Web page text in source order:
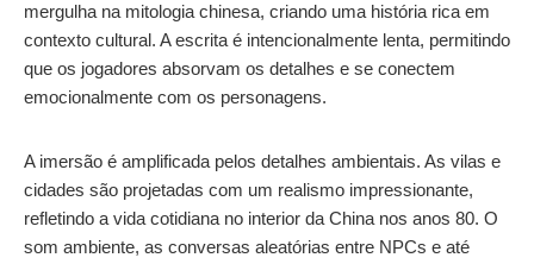
mergulha na mitologia chinesa, criando uma história rica em
contexto cultural. A escrita é intencionalmente lenta, permitindo
que os jogadores absorvam os detalhes e se conectem
emocionalmente com os personagens.
A imersão é amplificada pelos detalhes ambientais. As vilas e
cidades são projetadas com um realismo impressionante,
refletindo a vida cotidiana no interior da China nos anos 80. O
som ambiente, as conversas aleatórias entre NPCs e até